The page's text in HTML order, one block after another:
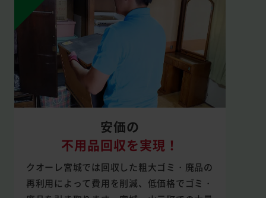
安価の
不用品回収を実現！
クオーレ宮城では回収した粗大ゴミ・廃品の
再利用によって費用を削減、低価格でゴミ・